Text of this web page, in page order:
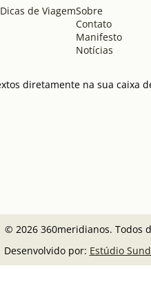
Dicas de ViagemSobre
Contato
Manifesto
Notícias
diretamente na sua caixa
© 2026 360meridianos. Todos
Desenvolvido por: Estúdio